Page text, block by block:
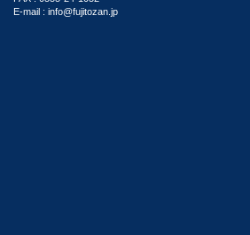
E-mail : info@fujitozan.jp